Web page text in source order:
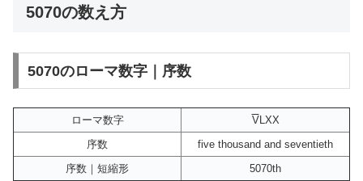
5070の数え方
5070のローマ数字｜序数
ローマ数字 VLXX
序数
five thousand and seventieth
序数｜短縮形
5070th